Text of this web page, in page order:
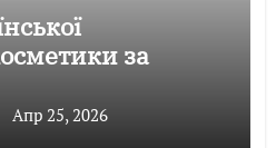
за
Апр 25, 2026